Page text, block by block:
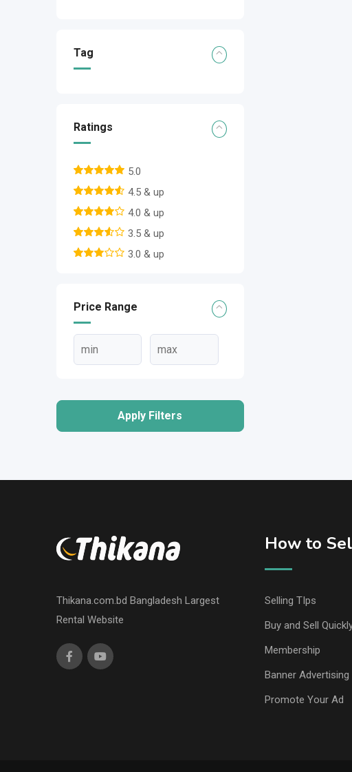
Tag
Ratings
5.0
4.5 & up
4.0 & up
3.5 & up
3.0 & up
Price Range
Apply Filters
Thikana.com.bd Bangladesh Largest
Rental Website
How to
Selling TIps
Buy and Sell
Membership
Banner Advertising
Promote Your Ad